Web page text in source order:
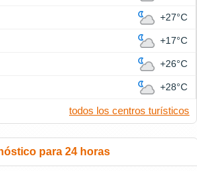
+27°C
+17°C
+26°C
+28°C
todos los centros turísticos
para 24 horas